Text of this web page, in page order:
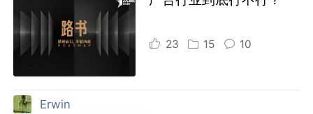
23 15 10
Erwin